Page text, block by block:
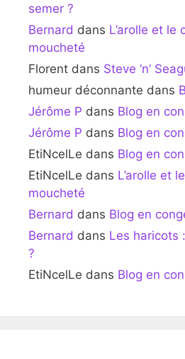
semer ?
Bernard dans L’arolle et le
moucheté
Florent dans Steve ‘n’
humeur déconnante dans
Jérôme P dans Blog en
Jérôme P dans Blog en
EtiNcelLe dans Blog en
EtiNcelLe dans L’arolle et
moucheté
Bernard dans Blog en
Bernard dans Les haricots
?
EtiNcelLe dans Blog en